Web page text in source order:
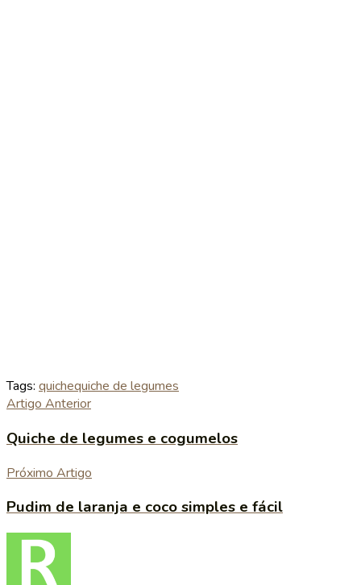
Tags: quichequiche de legumes
Artigo Anterior
Quiche de legumes e cogumelos
Próximo Artigo
Pudim de laranja e coco simples e fácil